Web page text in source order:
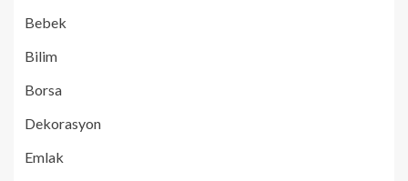
Bebek
Bilim
Borsa
Dekorasyon
Emlak